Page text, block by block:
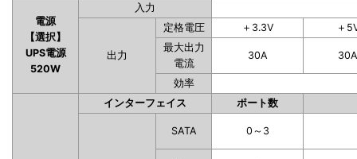
電源
【選択】
UPS電源
520W
入力
出力
定格電圧 ＋3.3V
＋
最大出力
電流
30A 30A
効率
インターフェイス ポート数
SATA 0～3